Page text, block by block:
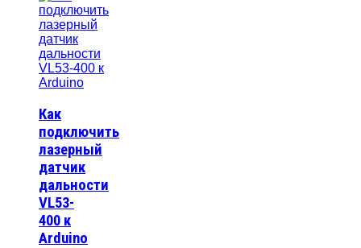
Как
подключить
лазерный
датчик
дальности
VL53-
400 к
Arduino